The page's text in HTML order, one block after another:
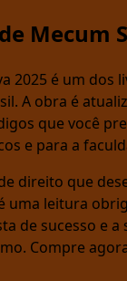
Mecum
2025 é um dos
A obra é
que você
e para a
direito que
uma leitura
de sucesso e a
Compre